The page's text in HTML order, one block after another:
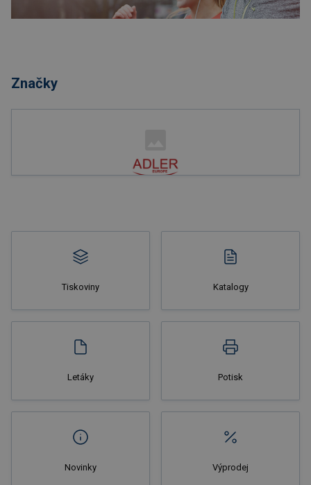
Značky
Tiskoviny Katalogy
Letáky Potisk
Novinky Výprodej